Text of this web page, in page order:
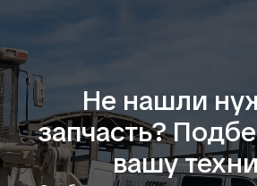
Политика обработки ПД